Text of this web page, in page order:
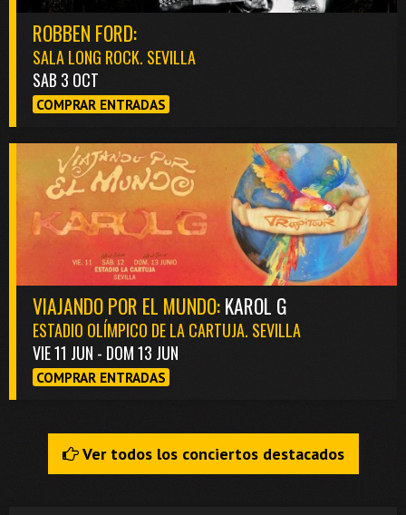
ROBBEN FORD:
SALA LONG ROCK. SEVILLA
SAB 3 OCT
COMPRAR ENTRADAS
VIAJANDO POR EL MUNDO:KAROL G
ESTADIO OLÍMPICO DE LA CARTUJA. SEVILLA
VIE 11 JUN - DOM 13 JUN
COMPRAR ENTRADAS
Ver todos los conciertos destacados